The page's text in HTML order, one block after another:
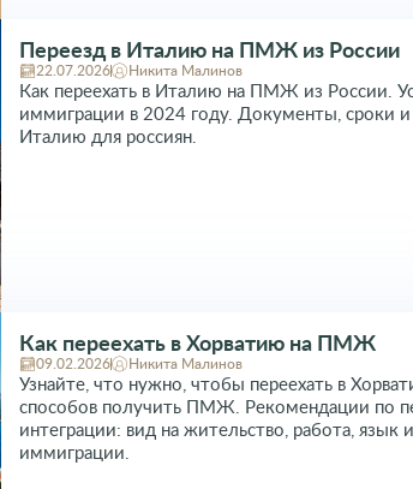
Переезд в Италию на ПМЖ из России
22.07.2026 Никита Малинов
Как переехать в Италию на ПМЖ из России.
иммиграции в 2024 году. Документы, сроки и
Италию для россиян.
Как переехать в Хорватию на ПМЖ
09.02.2026 Никита Малинов
Узнайте, что нужно, чтобы переехать в
способов получить ПМЖ. Рекомендации по
интеграции: вид на жительство, работа, язык
иммиграции.